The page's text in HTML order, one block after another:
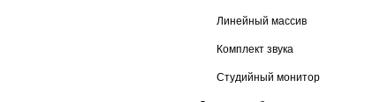
Линейный массив
Комплект звука
Студийный монитор